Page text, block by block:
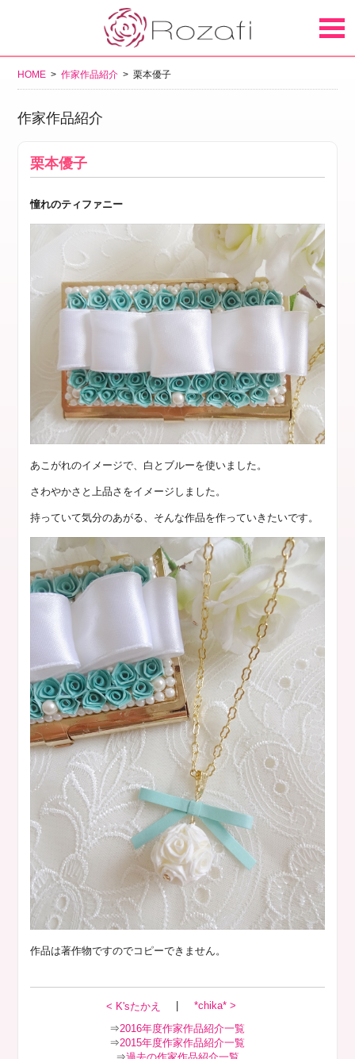
HOME >作家作品紹介 > 栗本優子
作家作品紹介
栗本優子
憧れのティファニー
あこがれのイメージで、白とブルーを使いました。
さわやかさと上品さをイメージしました。
持っていて気分のあがる、そんな作品を作っていきたいです。
作品は著作物ですのでコピーできません。
< K'sたかえ
*chika* >
⇒2016年度作家作品紹介一覧
⇒2015年度作家作品紹介一覧